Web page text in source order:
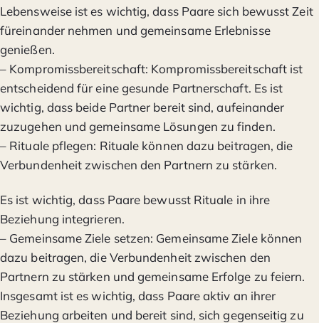
Lebensweise ist es wichtig, dass Paare sich bewusst Zeit
füreinander nehmen und gemeinsame Erlebnisse
genießen.
– Kompromissbereitschaft: Kompromissbereitschaft ist
entscheidend für eine gesunde Partnerschaft. Es ist
wichtig, dass beide Partner bereit sind, aufeinander
zuzugehen und gemeinsame Lösungen zu finden.
– Rituale pflegen: Rituale können dazu beitragen, die
Verbundenheit zwischen den Partnern zu stärken.
Es ist wichtig, dass Paare bewusst Rituale in ihre
Beziehung integrieren.
– Gemeinsame Ziele setzen: Gemeinsame Ziele können
dazu beitragen, die Verbundenheit zwischen den
Partnern zu stärken und gemeinsame Erfolge zu feiern.
Insgesamt ist es wichtig, dass Paare aktiv an ihrer
Beziehung arbeiten und bereit sind, sich gegenseitig zu